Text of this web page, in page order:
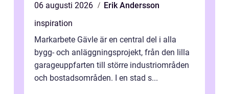
06 augusti 2026
Erik Andersson
inspiration
Markarbete Gävle är en central del i alla
bygg- och anläggningsprojekt, från den lilla
garageuppfarten till större industriområden
och bostadsområden. I en stad s...